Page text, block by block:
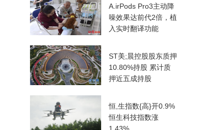
A.irPods Pro3主动降
噪效果达前代2倍，植
入实时翻译功能
ST美;晨控股股东质押
10.80%持股 累计质
押近五成持股
恒,生指数{高}开0.9%
恒生科技指数涨